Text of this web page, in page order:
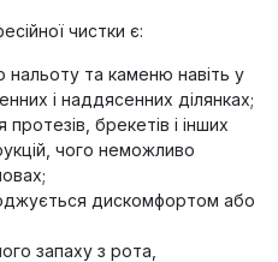
чистки є:
нальоту та каменю навіть у
і наддясенних ділянках;
брекетів і інших
чого неможливо
дискомфортом або
запаху з рота,